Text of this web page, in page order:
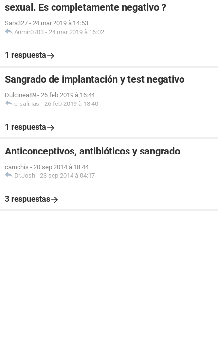
sexual. Es completamente negativo ?
Sara327 - 24 mar 2019 à 14:53
Anmir0703 - 24 mar 2019 à 16:02
1 respuesta
Sangrado de implantación y test negativo
Dulcinea89 - 26 feb 2019 à 16:44
c-salinas - 26 feb 2019 à 18:40
1 respuesta
Anticonceptivos, antibióticos y sangrado
caruchis - 20 sep 2014 à 18:44
Dr.Josh - 23 sep 2014 à 04:17
3 respuestas